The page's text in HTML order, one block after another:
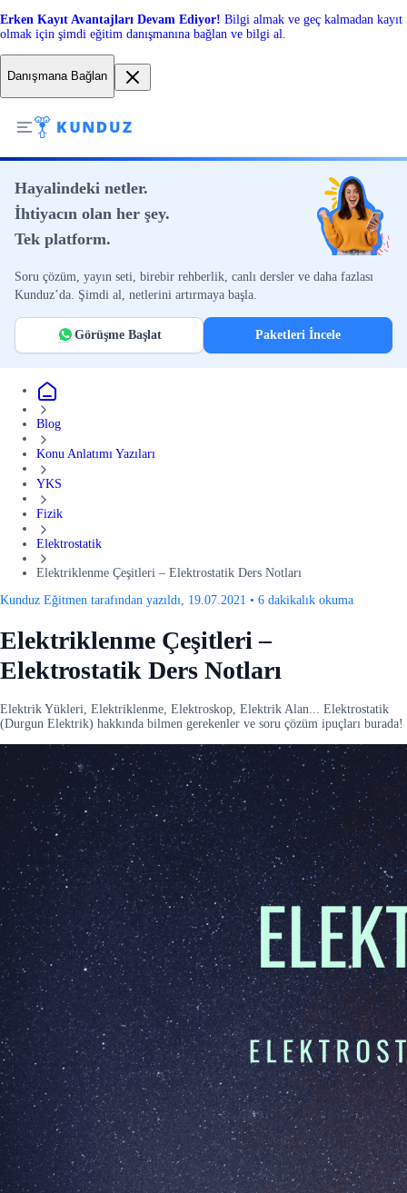
Erken Kayıt Avantajları Devam Ediyor! Bilgi almak ve geç kalmadan kayıt
olmak için şimdi eğitim danışmanına bağlan ve bilgi al.
Danışmana Bağlan
Hayalindeki netler.
İhtiyacın olan her şey.
Tek platform.
Soru çözüm, yayın seti, birebir rehberlik, canlı dersler ve daha fazlası
Kunduz’da. Şimdi al, netlerini artırmaya başla.
Görüşme Başlat Paketleri İncele
Blog
Konu Anlatımı Yazıları
YKS
Fizik
Elektrostatik
Elektriklenme Çeşitleri – Elektrostatik Ders Notları
Kunduz Eğitmen tarafından yazıldı, 19.07.2021 • 6 dakikalık okuma
Elektriklenme Çeşitleri –
Elektrostatik Ders Notları
Elektrik Yükleri, Elektriklenme, Elektroskop, Elektrik Alan... Elektrostatik
(Durgun Elektrik) hakkında bilmen gerekenler ve soru çözüm ipuçları burada!